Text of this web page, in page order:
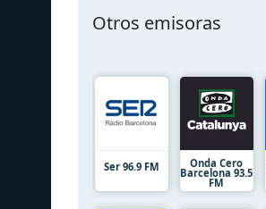
Otros emisoras
Ser 96.9 FM Onda Cero
Barcelona 93.5
FM